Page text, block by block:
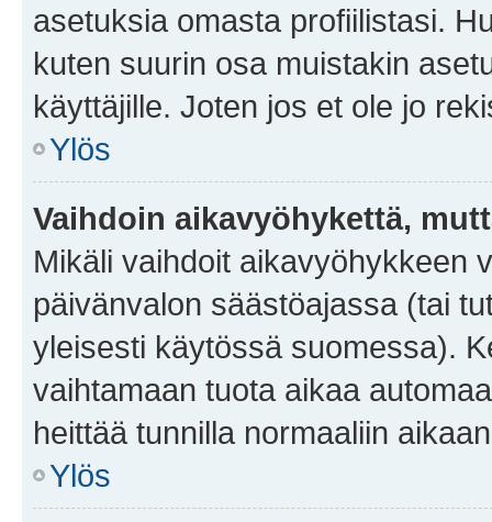
asetuksia omasta profiilistasi.
kuten suurin osa muistakin
käyttäjille. Joten jos et ole jo
Ylös
Vaihdoin aikavyöhykettä,
Mikäli vaihdoit aikavyöhykkeen
päivänvalon säästöajassa (tai
yleisesti käytössä suomessa).
vaihtamaan tuota aikaa
heittää tunnilla normaaliin
Ylös